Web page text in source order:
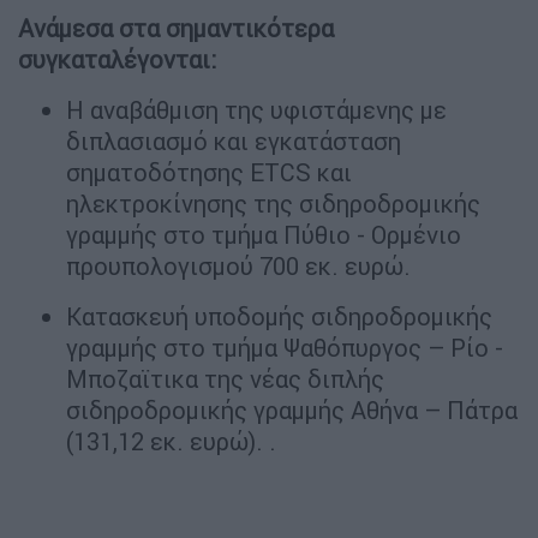
Ανάμεσα στα σημαντικότερα
συγκαταλέγονται:
Η αναβάθμιση της υφιστάμενης με
διπλασιασμό και εγκατάσταση
σηματοδότησης ETCS και
ηλεκτροκίνησης της σιδηροδρομικής
γραμμής στο τμήμα Πύθιο - Ορμένιο
προυπολογισμού 700 εκ. ευρώ.
Κατασκευή υποδομής σιδηροδρομικής
γραμμής στο τμήμα Ψαθόπυργος – Ρίο -
Μποζαϊτικα της νέας διπλής
σιδηροδρομικής γραμμής Αθήνα – Πάτρα
(131,12 εκ. ευρώ). .